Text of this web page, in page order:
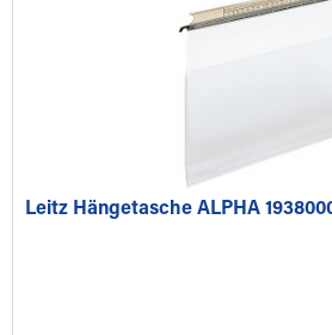
Leitz Hängetasche ALPHA